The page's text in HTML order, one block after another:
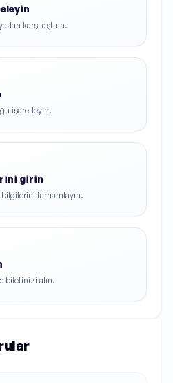
karşılaştırın.
işaretleyin.
girin
tamamlayın.
biletinizi alın.